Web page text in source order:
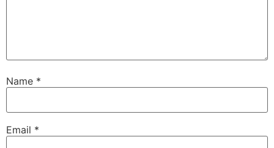
Name *
Email *